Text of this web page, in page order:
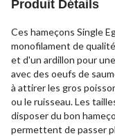
Produit Détails
Ces hameçons Single
monofilament de
et d'un ardillon pour
avec des oeufs de
à attirer les gros
ou le ruisseau. Les
disposer du bon
permettent de passer